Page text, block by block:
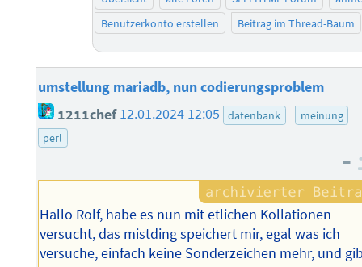
Benutzerkonto erstellen
Beitrag im Thread-Baum
umstellung mariadb, nun codierungsproblem
1211chef 12.01.2024 12:05 datenbank
meinung
perl
–
Hallo Rolf, habe es nun mit etlichen Kollationen
versucht, das mistding speichert mir, egal was ich
versuche, einfach keine Sonderzeichen mehr, und